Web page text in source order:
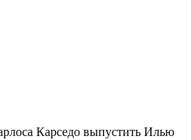
Карседо выпустить Илью